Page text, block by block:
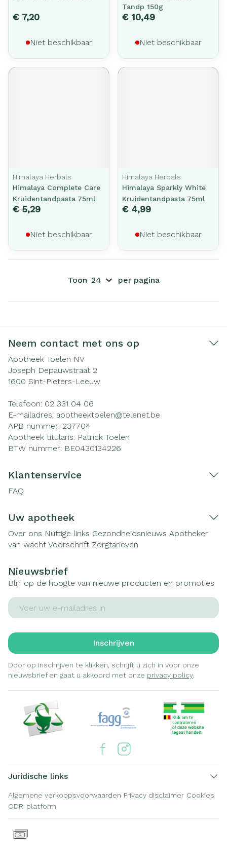
€ 7,20
Niet beschikbaar
Tandp 150g
€ 10,49
Niet beschikbaar
Himalaya Herbals
Himalaya Complete Care
Kruidentandpasta 75ml
€ 5,29
Niet beschikbaar
Himalaya Herbals
Himalaya Sparkly White
Kruidentandpasta 75ml
€ 4,99
Niet beschikbaar
Toon per pagina
Neem contact met ons op
Apotheek Toelen NV
Joseph Depauwstraat 2
1600 Sint-Pieters-Leeuw
Telefoon: 02 331 04 06
E-mailadres: apotheektoelen@telenet.be
APB nummer: 237704
Apotheek titularis: Patrick Toelen
BTW nummer: BE0430134226
Klantenservice
FAQ
Uw apotheek
Over ons Nuttige links Gezondheidsnieuws Apotheker
van wacht Voorschrift Zorgtarieven
Nieuwsbrief
Blijf op de hoogte van nieuwe producten en promoties
E-mail adres
Inschrijven
Door op inschrijven te klikken, schrijft u zich in voor onze
nieuwsbrief en gaat u akkoord met onze privacy policy.
Juridische links
Algemene verkoopsvoorwaarden Privacy disclaimer Cookies
ODR-platform